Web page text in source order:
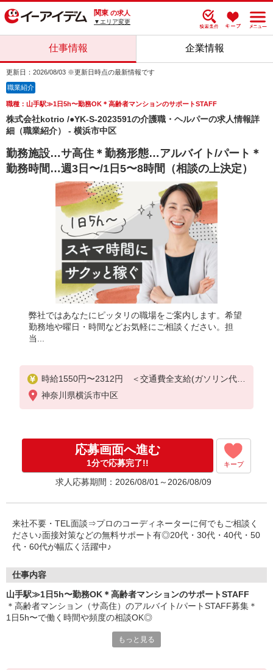
関東 の求人
▼エリア変更
仕事情報 企業情報
更新日：2026/08/03 ※更新日時点の最新情報です
職業紹介
職種：山手駅≫1日5h〜勤務OK＊高齢者マンションのサポートSTAFF
株式会社kotrio /●YK-S-2023591の介護職・ヘルパーの求人情報詳
細（職業紹介） - 横浜市中区
勤務施設…サ高住＊勤務形態…アルバイト/パート＊
勤務時間…週3日〜/1日5〜8時間（相談の上決定）
弊社ではあなたにピッタリの職場をご案内します。希望
勤務地や曜日・時間などお気軽にご相談ください。担
当...
時給1550円〜2312円 ＜交通費全支給(ガソリン代含
む)＞
神奈川県横浜市中区
応募画面へ進む
1分で応募完了!! キープ
求人応募期間：2026/08/01～2026/08/09
来社不要・TEL面談⇒プロのコーディネーターに何でもご相談く
ださい♪面接対策などの無料サポート有◎20代・30代・40代・50
代・60代が幅広く活躍中♪
仕事内容
山手駅≫1日5h〜勤務OK＊高齢者マンションのサポートSTAFF
＊高齢者マンション（サ高住）のアルバイト/パートSTAFF募集＊
1日5h〜で働く時間や頻度の相談OK◎
もっと見る